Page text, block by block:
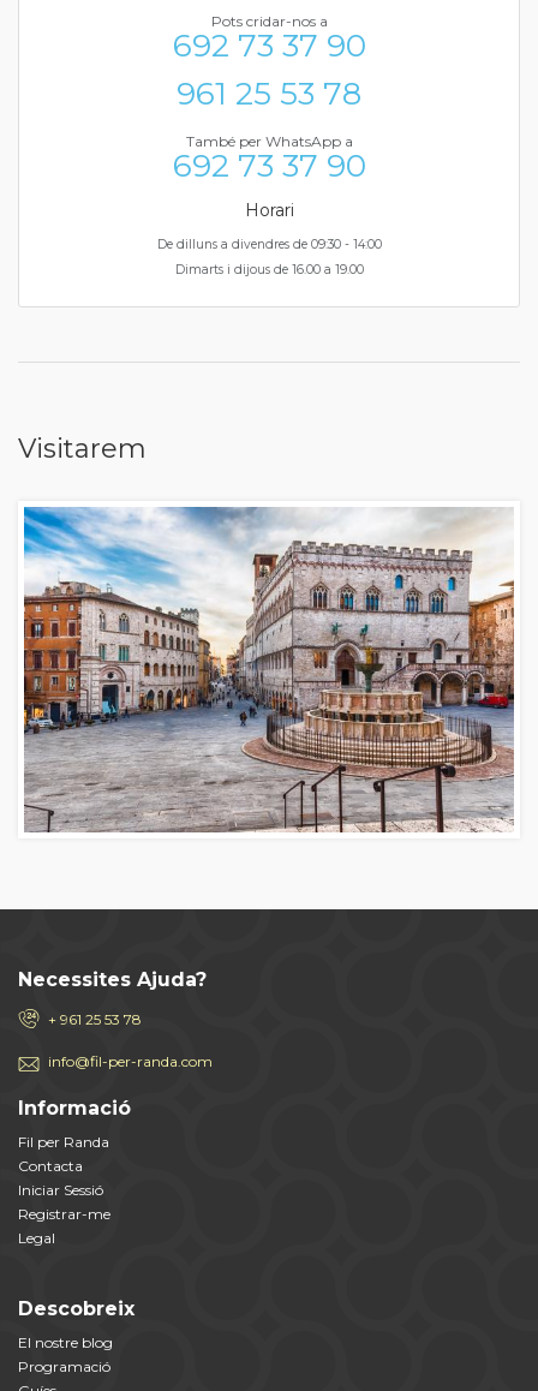
Pots cridar-nos a
692 73 37 90
961 25 53 78
També per WhatsApp a
692 73 37 90
Horari
De dilluns a divendres de 09:30 - 14:00
Dimarts i dijous de 16.00 a 19.00
Visitarem
Necessites Ajuda?
+ 961 25 53 78
info@fil-per-randa.com
Informació
Fil per Randa
Contacta
Iniciar Sessió
Registrar-me
Legal
Descobreix
El nostre blog
Programació